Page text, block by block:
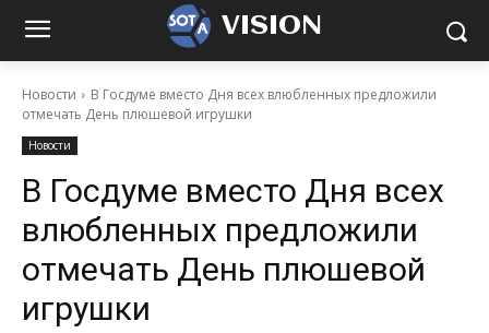
VISION
Новости
В Госдуме вместо Дня всех влюбленных предложили
отмечать День плюшевой игрушки
Новости
В Госдуме вместо Дня всех
влюбленных предложили
отмечать День плюшевой
игрушки